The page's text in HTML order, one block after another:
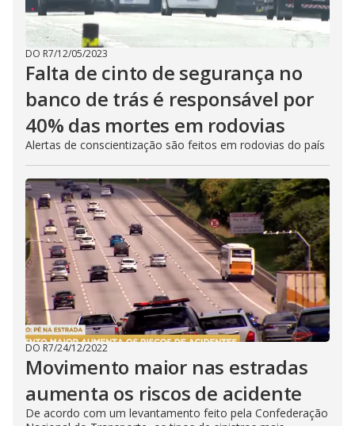
DO R7/12/05/2023
Falta de cinto de segurança no
banco de trás é responsável por
40% das mortes em rodovias
Alertas de conscientização são feitos em rodovias do país
DO R7/24/12/2022
Movimento maior nas estradas
aumenta os riscos de acidente
De acordo com um levantamento feito pela Confederação